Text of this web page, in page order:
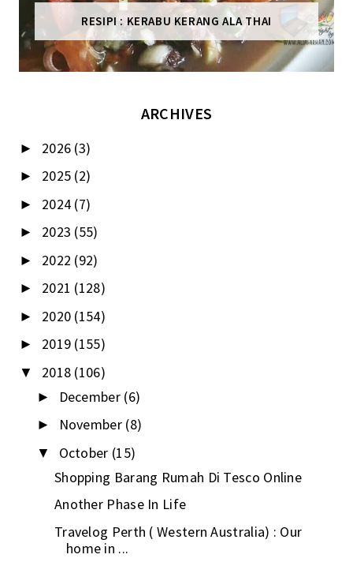
RESIPI : KERABU KERANG ALA THAI
ARCHIVES
► 2026 (3)
► 2025 (2)
► 2024 (7)
► 2023 (55)
► 2022 (92)
► 2021 (128)
► 2020 (154)
► 2019 (155)
▼ 2018 (106)
► December (6)
► November (8)
▼ October (15)
Shopping Barang Rumah Di Tesco Online
Another Phase In Life
Travelog Perth ( Western Australia) : Our
home in ...